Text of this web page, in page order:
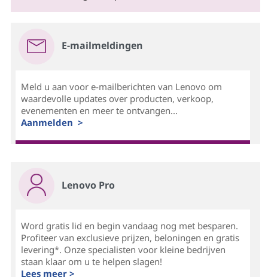
E-mailmeldingen
Meld u aan voor e-mailberichten van Lenovo om
waardevolle updates over producten, verkoop,
evenementen en meer te ontvangen...
Aanmelden >
Lenovo Pro
Word gratis lid en begin vandaag nog met besparen.
Profiteer van exclusieve prijzen, beloningen en gratis
levering*. Onze specialisten voor kleine bedrijven
staan klaar om u te helpen slagen!
Lees meer >